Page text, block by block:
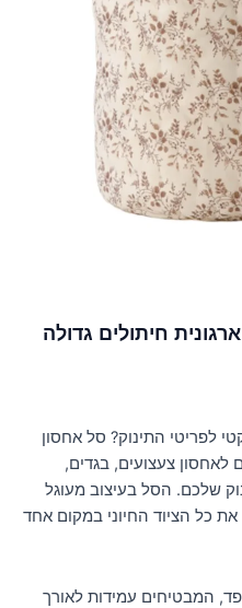
חיתולים גדולה
לפריטי התינוק? סל אחסון
לאחסון צעצועים, בגדים,
שלכם. הסל בעיצוב מעוגל
כל הציוד החיוני במקום אחד
המבטיחים עמידות לאורך